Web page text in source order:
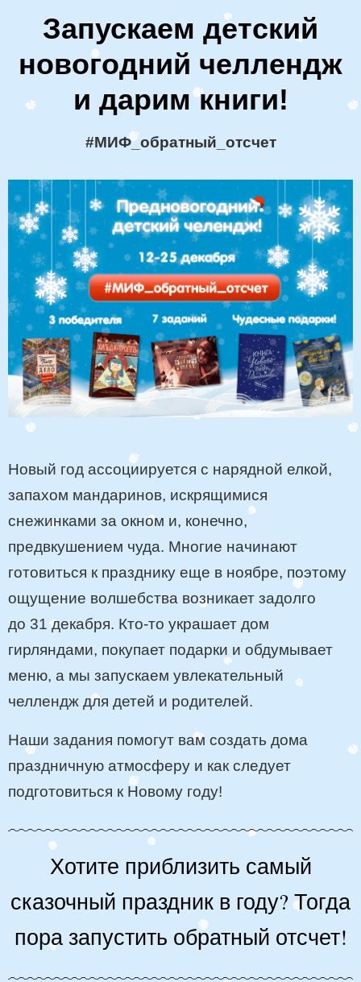
Запускаем детский
новогодний челлендж
и дарим книги!
#МИФ_обратный_отсчет
Новый год ассоциируется с нарядной елкой,
запахом мандаринов, искрящимися
снежинками за окном и, конечно,
предвкушением чуда. Многие начинают
готовиться к празднику еще в ноябре, поэтому
ощущение волшебства возникает задолго
до 31 декабря. Кто-то украшает дом
гирляндами, покупает подарки и обдумывает
меню, а мы запускаем увлекательный
челлендж для детей и родителей.
Наши задания помогут вам создать дома
праздничную атмосферу и как следует
подготовиться к Новому году!
Хотите приблизить самый
сказочный праздник в году? Тогда
пора запустить обратный отсчет!